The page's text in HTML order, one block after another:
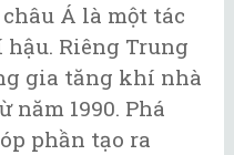
Á là một tác
Riêng Trung
gia tăng khí nhà
1990. Phá
phần tạo ra